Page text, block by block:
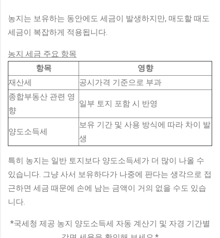
농지는 보유하는 동안에도 세금이 발생하지만, 매도할 때도
세금이 복잡하게 적용됩니다.
농지 세금 주요 항목
항목
영향
재산세
공시가격 기준으로 부과
종합부동산 관련 영
향
일부 토지 포함 시 반영
양도소득세
보유 기간 및 사용 방식에 따라 차이 발
생
특히 농지는 일반 토지보다 양도소득세가 더 많이 나올 수
있습니다. 그냥 사서 보유하다가 나중에 판다는 생각으로 접
근하면 세금 때문에 손에 남는 금액이 거의 없을 수도 있습
니다.
*국세청 제공 농지 양도소득세 자동 계산기 및 자경 기간별